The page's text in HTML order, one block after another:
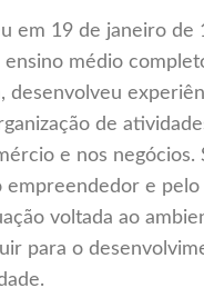
em 19 de janeiro
médio
desenvolveu
de
e nos negócios.
e
voltada ao
para o